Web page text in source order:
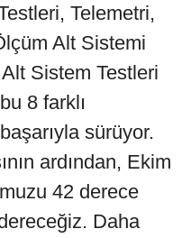
Telemetri,
Alt Sistemi
Sistem Testleri
8 farklı
sürüyor.
ardından, Ekim
42 derece
Daha